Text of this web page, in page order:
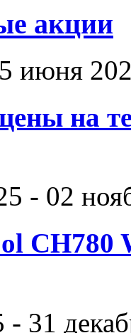
акции
июня
на
- 02
CH780
- 31